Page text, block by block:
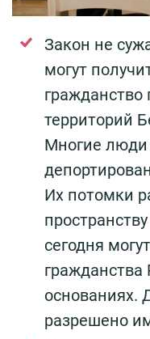
Закон не
могут
территорий
Многие
Их потомки
сегодня
основаниях.
разрешено